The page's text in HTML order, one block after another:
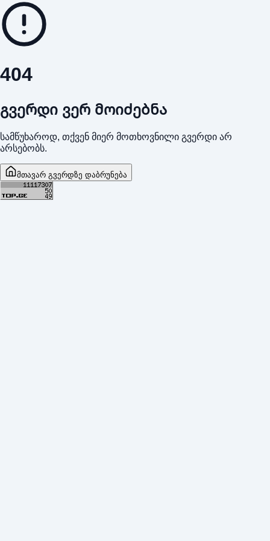
404
გვერდი ვერ მოიძებნა
სამწუხაროდ, თქვენ მიერ მოთხოვნილი გვერდი არ
არსებობს.
მთავარ გვერდზე დაბრუნება